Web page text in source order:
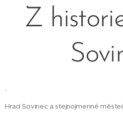
Z
.
Hrad Sovinec a stejnojmenné